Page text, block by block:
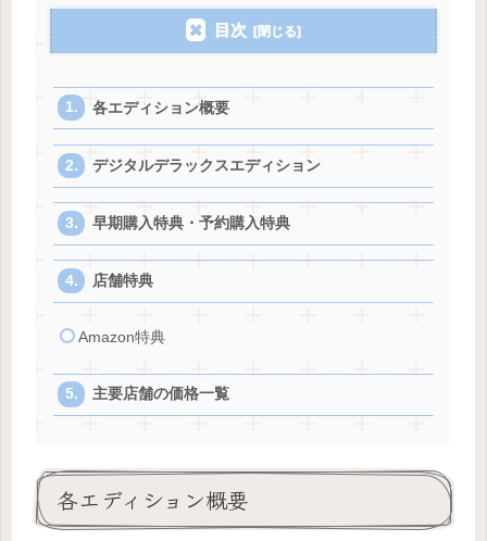
目次
各エディション概要
デジタルデラックスエディション
早期購入特典・予約購入特典
店舗特典
Amazon特典
主要店舗の価格一覧
各エディション概要